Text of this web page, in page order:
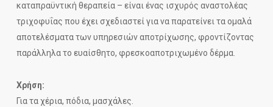
καταπραϋντική θεραπεία – είναι ένας ισχυρός αναστολέας
τριχοφυΐας που έχει σχεδιαστεί για να παρατείνει τα ομαλά
αποτελέσματα των υπηρεσιών αποτρίχωσης, φροντίζοντας
παράλληλα το ευαίσθητο, φρεσκοαποτριχωμένο δέρμα.
Χρήση:
Για τα χέρια, πόδια, μασχάλες.